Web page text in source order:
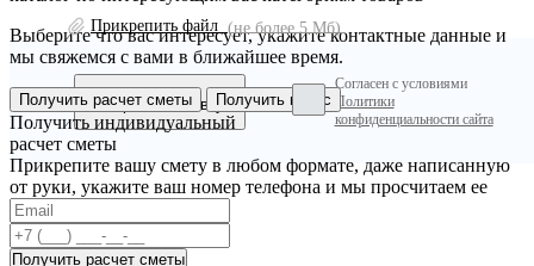
Прикрепить файл (не более 5 Мб)
Согласен с условиями
Политики
конфиденциальности сайта
Выберите что вас интересует, укажите контактные данные и
мы свяжемся с вами в ближайшее время.
Получить расчет сметы Получить прайс
Получить индивидуальный
расчет сметы
Прикрепите вашу смету в любом формате, даже написанную
от руки, укажите ваш номер телефона и мы просчитаем ее